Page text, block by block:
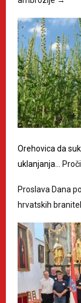
Orehovica da
uklanjanja…
Proslava Dana
hrvatskih